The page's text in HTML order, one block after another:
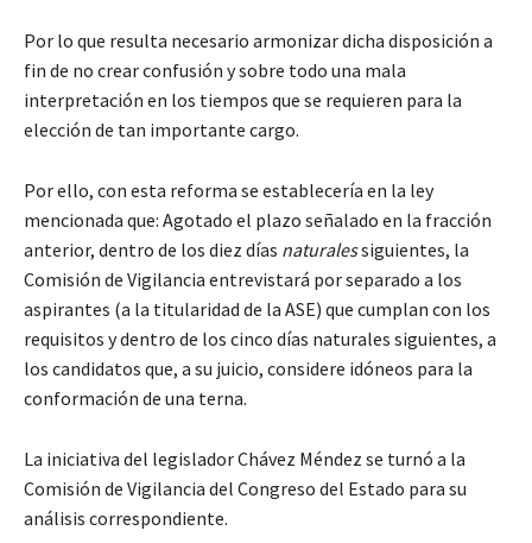
Por lo que resulta necesario armonizar dicha disposición a
fin de no crear confusión y sobre todo una mala
interpretación en los tiempos que se requieren para la
elección de tan importante cargo.
Por ello, con esta reforma se establecería en la ley
mencionada que: Agotado el plazo señalado en la fracción
anterior, dentro de los diez días naturalessiguientes, la
Comisión de Vigilancia entrevistará por separado a los
aspirantes (a la titularidad de la ASE) que cumplan con los
requisitos y dentro de los cinco días naturales siguientes, a
los candidatos que, a su juicio, considere idóneos para la
conformación de una terna.
La iniciativa del legislador Chávez Méndez se turnó a la
Comisión de Vigilancia del Congreso del Estado para su
análisis correspondiente.